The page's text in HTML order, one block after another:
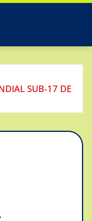
SUB-17 DE